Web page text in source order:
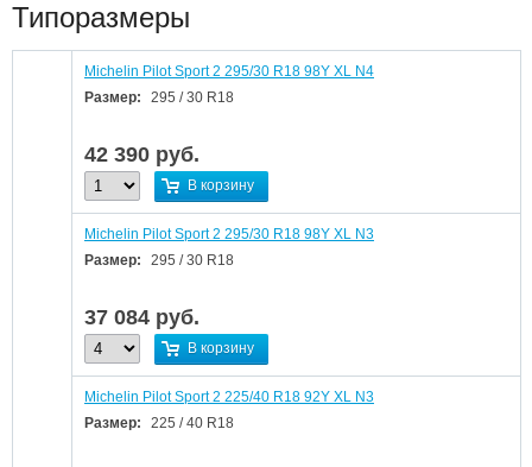
Типоразмеры
Michelin Pilot Sport 2 295/30 R18 98Y XL N4
Размер:
295 / 30 R18
42 390 руб.
В корзину
Michelin Pilot Sport 2 295/30 R18 98Y XL N3
Размер:
295 / 30 R18
37 084 руб.
В корзину
Michelin Pilot Sport 2 225/40 R18 92Y XL N3
Размер:
225 / 40 R18